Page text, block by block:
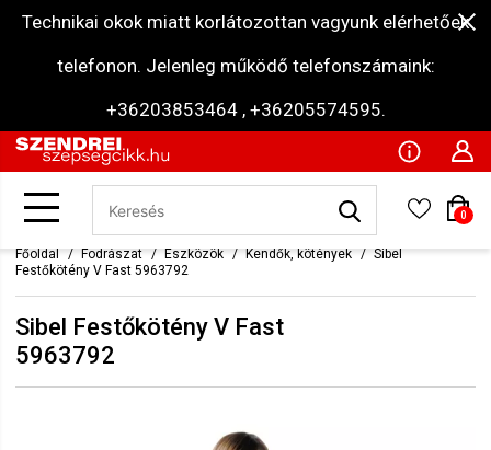
Technikai okok miatt korlátozottan vagyunk elérhetőek
telefonon. Jelenleg működő telefonszámaink:
+36203853464 , +36205574595.
0
Főoldal Fodrászat Eszközök Kendők, kötények
Sibel
Festőkötény V Fast 5963792
Sibel Festőkötény V Fast
5963792